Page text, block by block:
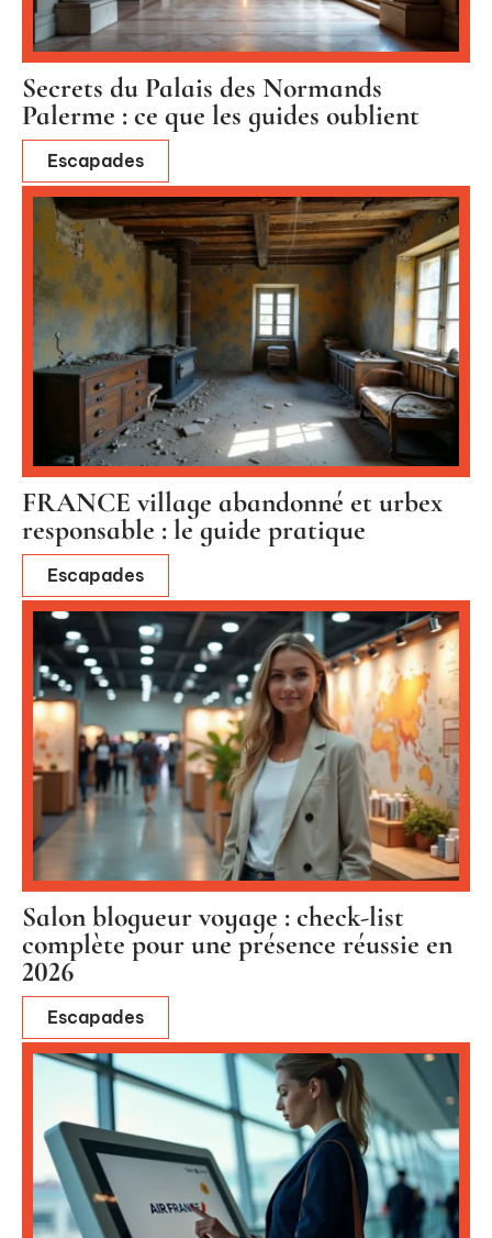
Secrets du Palais des Normands
Palerme : ce que les guides oublient
Escapades
FRANCE village abandonné et urbex
responsable : le guide pratique
Escapades
Salon blogueur voyage : check-list
complète pour une présence réussie en
2026
Escapades